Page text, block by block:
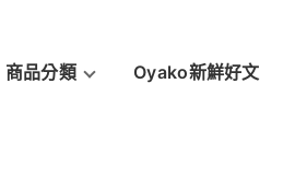
商品分類 Oyako新鮮好文